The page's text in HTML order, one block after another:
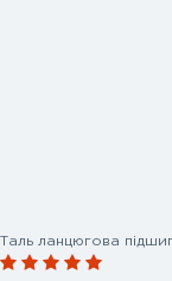
Таль ланцюгова